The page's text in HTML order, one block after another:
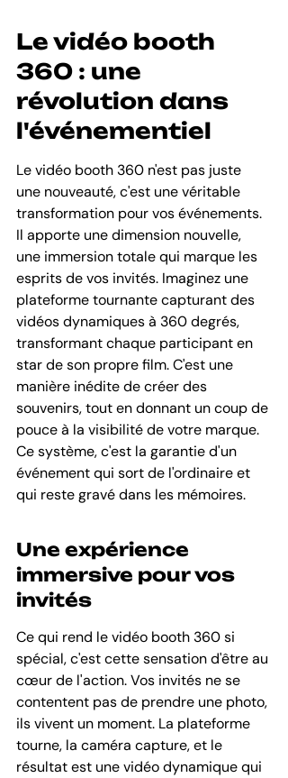
Le vidéo booth
360 : une
révolution dans
l'événementiel
Le vidéo booth 360 n'est pas juste
une nouveauté, c'est une véritable
transformation pour vos événements.
Il apporte une dimension nouvelle,
une immersion totale qui marque les
esprits de vos invités. Imaginez une
plateforme tournante capturant des
vidéos dynamiques à 360 degrés,
transformant chaque participant en
star de son propre film. C'est une
manière inédite de créer des
souvenirs, tout en donnant un coup de
pouce à la visibilité de votre marque.
Ce système, c'est la garantie d'un
événement qui sort de l'ordinaire et
qui reste gravé dans les mémoires.
Une expérience
immersive pour vos
invités
Ce qui rend le vidéo booth 360 si
spécial, c'est cette sensation d'être au
cœur de l'action. Vos invités ne se
contentent pas de prendre une photo,
ils vivent un moment. La plateforme
tourne, la caméra capture, et le
résultat est une vidéo dynamique qui